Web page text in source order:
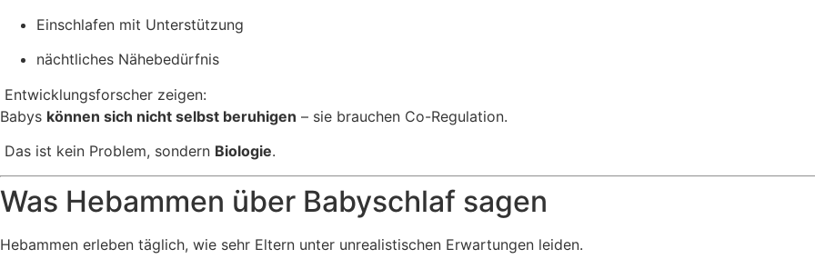
Einschlafen mit Unterstützung
nächtliches Nähebedürfnis
Entwicklungsforscher zeigen:
Babys können sich nicht selbst beruhigen – sie brauchen Co-Regulation.
Das ist kein Problem, sondern Biologie.
Was Hebammen über Babyschlaf sagen
Hebammen erleben täglich, wie sehr Eltern unter unrealistischen Erwartungen leiden.